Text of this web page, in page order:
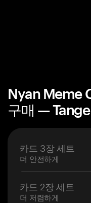
Nyan Meme
구매 —
카드 3장 세트
더 안전하게
카드 2장 세트
더 저렴하게